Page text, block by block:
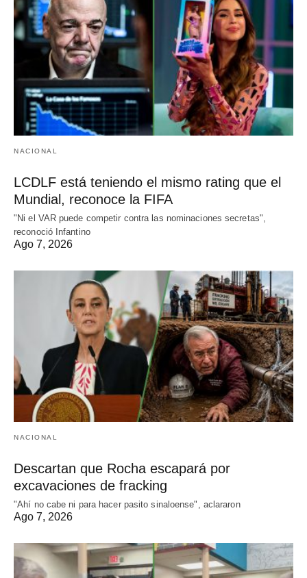
NACIONAL
LCDLF está teniendo el mismo rating que el
Mundial, reconoce la FIFA
"Ni el VAR puede competir contra las nominaciones secretas",
reconoció Infantino
Ago 7, 2026
NACIONAL
Descartan que Rocha escapará por
excavaciones de fracking
"Ahí no cabe ni para hacer pasito sinaloense", aclararon
Ago 7, 2026